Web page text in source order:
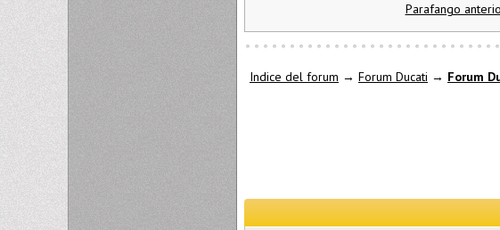
Parafango
Indice del forum → Forum Ducati → Forum